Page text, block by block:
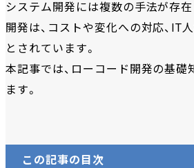
システム開発には複数の手法が存
開発は、コストや変化への対応、
とされています。
本記事では、ローコード開発の基
ます。
この記事の目次